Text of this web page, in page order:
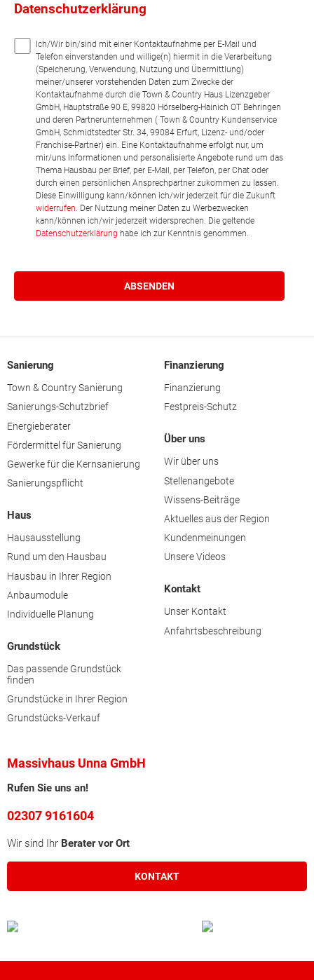
Datenschutzerklärung
Ich/Wir bin/sind mit einer Kontaktaufnahme per E-Mail und
Telefon einverstanden und willige(n) hiermit in die Verarbeitung
(Speicherung, Verwendung, Nutzung und Übermittlung)
meiner/unserer vorstehenden Daten zum Zwecke der
Kontaktaufnahme durch die Town & Country Haus Lizenzgeber
GmbH, Hauptstraße 90 E, 99820 Hörselberg-Hainich OT Behringen
und deren Partnerunternehmen ( Town & Country Kundenservice
GmbH, Schmidtstedter Str. 34, 99084 Erfurt, Lizenz- und/oder
Franchise-Partner) ein. Eine Kontaktaufnahme erfolgt nur, um
mir/uns Informationen und personalisierte Angebote rund um das
Thema Hausbau per Brief, per E-Mail, per Telefon, per Chat oder
durch einen persönlichen Ansprechpartner zukommen zu lassen.
Diese Einwilligung kann/können ich/wir jederzeit für die Zukunft
widerrufen. Der Nutzung meiner Daten zu Werbezwecken
kann/können ich/wir jederzeit widersprechen. Die geltende
Datenschutzerklärung habe ich zur Kenntnis genommen.
Sanierung
Town & Country Sanierung
Sanierungs-Schutzbrief
Energieberater
Fördermittel für Sanierung
Gewerke für die Kernsanierung
Sanierungspflicht
Haus
Hausausstellung
Rund um den Hausbau
Hausbau in Ihrer Region
Anbaumodule
Individuelle Planung
Grundstück
Das passende Grundstück
finden
Grundstücke in Ihrer Region
Grundstücks-Verkauf
Finanzierung
Finanzierung
Festpreis-Schutz
Über uns
Wir über uns
Stellenangebote
Wissens-Beiträge
Aktuelles aus der Region
Kundenmeinungen
Unsere Videos
Kontakt
Unser Kontakt
Anfahrtsbeschreibung
Massivhaus Unna GmbH
Rufen Sie uns an!
02307 9161604
Wir sind Ihr Berater vor Ort
KONTAKT